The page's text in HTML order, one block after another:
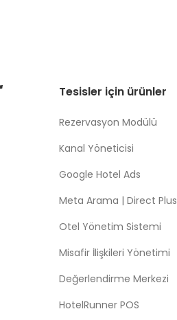
Tesisler için ürünler
Rezervasyon Modülü
Kanal Yöneticisi
Google Hotel Ads
Meta Arama | Direct Plus
Otel Yönetim Sistemi
Misafir İlişkileri Yönetimi
Değerlendirme Merkezi
HotelRunner POS